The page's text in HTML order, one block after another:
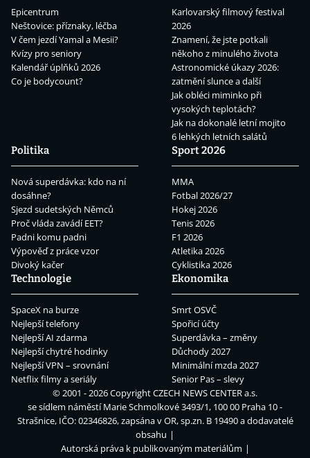
Epicentrum
Neštovice: příznaky, léčba
V čem jezdí Yamal a Mesii?
Kvízy pro seniory
Kalendář úplňků 2026
Co je bodycount?
Karlovarský filmový festival
2026
Znamení, že jste potkali
někoho z minulého života
Astronomické úkazy 2026:
zatmění slunce a další
Jak obléci miminko při
vysokých teplotách?
Jak na dokonalé letní mojito
6 lehkých letních salátů
Politika
Nová superdávka: kdo na ní
dosáhne?
Sjezd sudetských Němců
Proč vláda zavádí EET?
Padni komu padni
Výpověď z práce vzor
Divoký kačer
Sport 2026
MMA
Fotbal 2026/27
Hokej 2026
Tenis 2026
F1 2026
Atletika 2026
Cyklistika 2026
Technologie
SpaceX na burze
Nejlepší telefony
Nejlepší AI zdarma
Nejlepší chytré hodinky
Nejlepší VPN – srovnání
Netflix filmy a seriály
Ekonomika
Smrt OSVČ
Spořicí účty
Superdávka – změny
Důchody 2027
Minimální mzda 2027
Senior Pas – slevy
© 2001 - 2026 CopyrightCZECH NEWS CENTER a.s.
se sídlem náměstí Marie Schmolkové 3493/1, 100 00 Praha 10 -
Strašnice, IČO: 02346826, zapsána v OR, sp.zn. B 19490 a dodavatelé
obsahu
Autorská práva k publikovaným materiálům